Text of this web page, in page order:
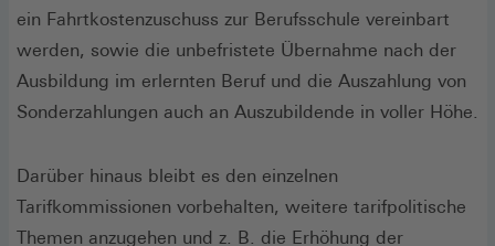
ein Fahrtkostenzuschuss zur Berufsschule vereinbart
werden, sowie die unbefristete Übernahme nach der
Ausbildung im erlernten Beruf und die Auszahlung von
Sonderzahlungen auch an Auszubildende in voller Höhe.
Darüber hinaus bleibt es den einzelnen
Tarifkommissionen vorbehalten, weitere tarifpolitische
Themen anzugehen und z. B. die Erhöhung der